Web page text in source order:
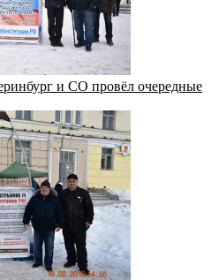
и СО провёл очередные